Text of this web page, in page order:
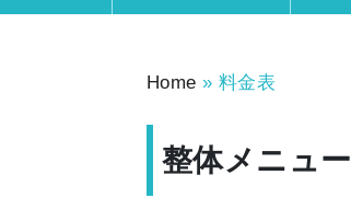
Home » 料金表
整体メニュー